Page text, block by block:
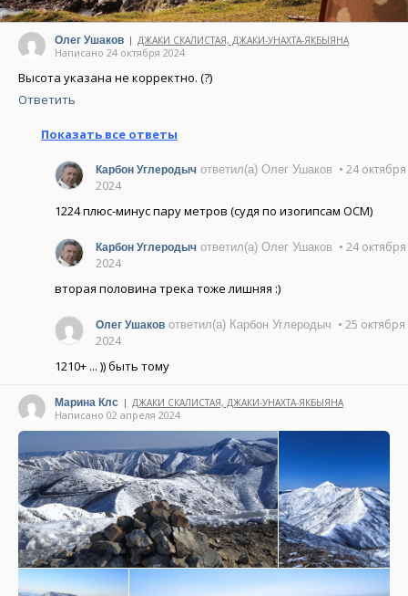
Олег Ушаков | ДЖАКИ СКАЛИСТАЯ, ДЖАКИ-УНАХТА-ЯКБЫЯНА
Написано 24 октября 2024
Высота указана не корректно. (?)
Ответить
Показать все ответы
Карбон Углеродыч ответил(а) Олег Ушаков • 24 октября
2024
1224 плюс-минус пару метров (судя по изогипсам ОСМ)
Карбон Углеродыч ответил(а) Олег Ушаков • 24 октября
2024
вторая половина трека тоже лишняя :)
Олег Ушаков ответил(а) Карбон Углеродыч • 25 октября
2024
1210+ ... )) быть тому
Марина Клс | ДЖАКИ СКАЛИСТАЯ, ДЖАКИ-УНАХТА-ЯКБЫЯНА
Написано 02 апреля 2024